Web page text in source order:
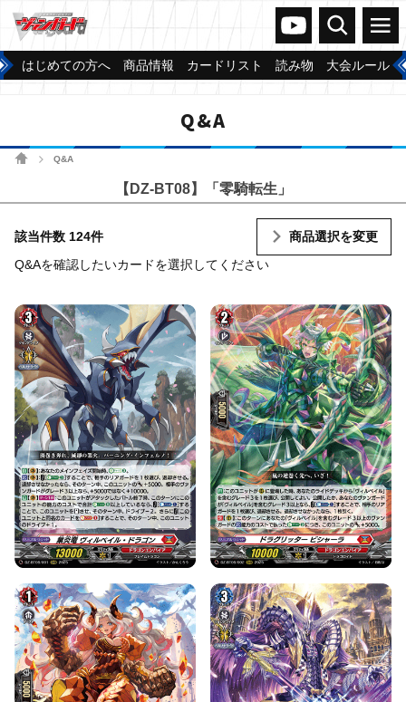
ヴァンガードch
検索 メニュー
はじめての方へ 商品情報 カードリスト 読み物 大会ルール
Q&A
ホームQ&A
【DZ-BT08】「零騎転生」
該当件数 124件
商品選択を変更
Q&Aを確認したいカードを選択してください